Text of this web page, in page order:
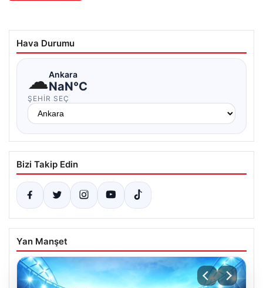
Hava Durumu
☁Ankara
NaN°C
ŞEHIR SEÇ
Bizi Takip Edin
Yan Manşet